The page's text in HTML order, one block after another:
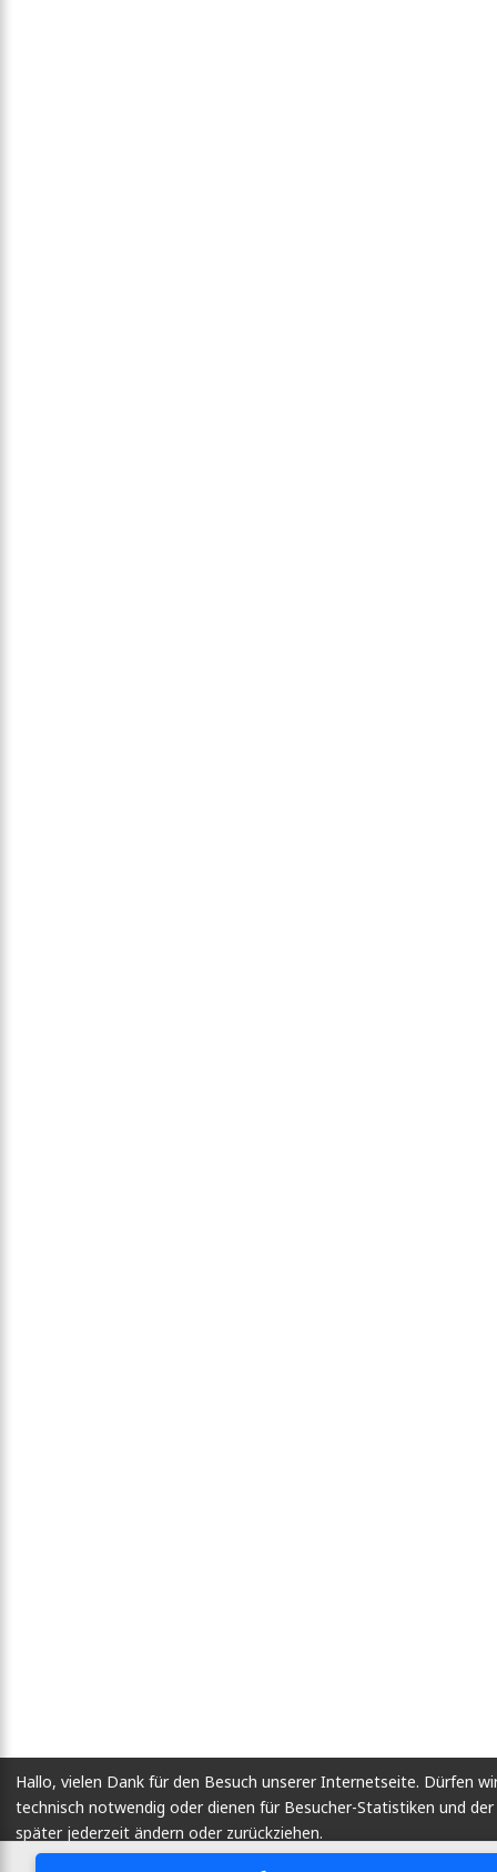
Hallo, vielen Dank für den Besuch unserer Internetseite. Dürfen
technisch notwendig oder dienen für Besucher-Statistiken und
später jederzeit ändern oder zurückziehen.